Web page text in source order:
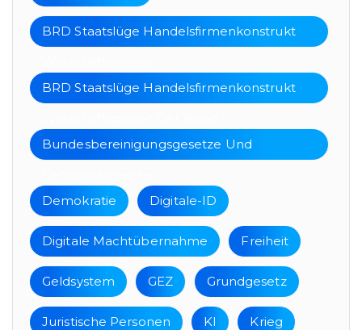
BRD Staatslüge Handelsfirmenkonstrukt
BRD Staatslüge Handelsfirmenkonstrukt
Bundesbereinigungsgesetze Und
Demokratie
Digitale-ID
Digitale Machtübernahme Freiheit
Geldsystem GEZ Grundgesetz
Juristische Personen KI Krieg